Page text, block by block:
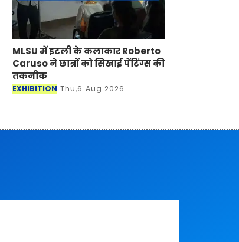
MLSU में इटली के कलाकार Roberto
Caruso ने छात्रों को सिखाई पेंटिंग्स की
तकनीक
EXHIBITION Thu,6 Aug 2026